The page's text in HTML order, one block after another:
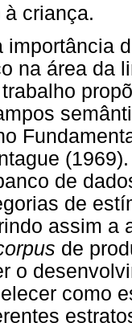
criança.
importância
na área da
de
de
assim a
de
o
como